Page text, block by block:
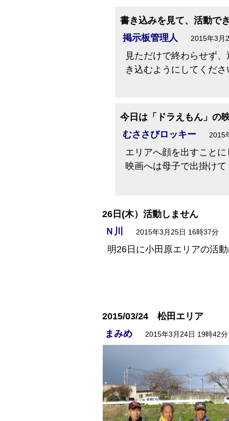
書き込みを見て、活動で
掲示板管理人
2015年3月
見ただけで終わらせず
き込むようにしてくださ
今日は「ドラえもん」の
むささびロッキー
2015
エリアへ顔を出すこと
映画へは母子で出掛けて
26日(木）活動しません
Ｎ川
2015年3月25日 16時37分
明26日に小田原エリアの活
2015/03/24 松田エリア
まみめ
2015年3月24日 19時42分